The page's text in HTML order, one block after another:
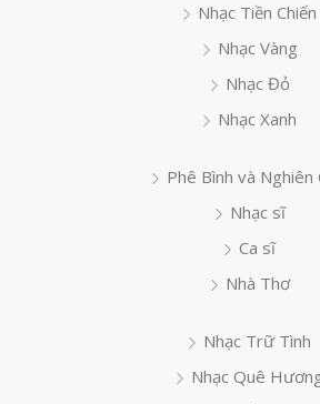
Nhạc Tiền Chiến
Nhạc Vàng
Nhạc Đỏ
Nhạc Xanh
Phê Bình và Nghiên
Nhạc sĩ
Ca sĩ
Nhà Thơ
Nhạc Trữ Tình
Nhạc Quê